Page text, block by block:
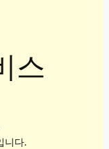
스
니다.